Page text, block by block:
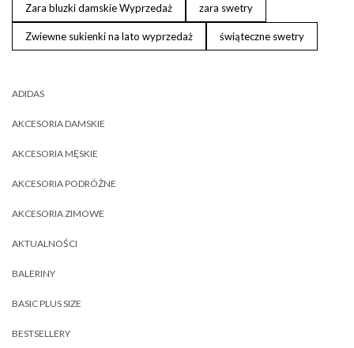
Zara bluzki damskie Wyprzedaż zara swetry
Zwiewne sukienki na lato wyprzedaż świąteczne swetry
ADIDAS
AKCESORIA DAMSKIE
AKCESORIA MĘSKIE
AKCESORIA PODRÓŻNE
AKCESORIA ZIMOWE
AKTUALNOŚCI
BALERINY
BASIC PLUS SIZE
BESTSELLERY